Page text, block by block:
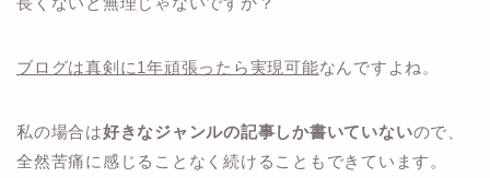
ブログは真剣に1年頑張ったら実現可能なんですよね。
私の場合は好きなジャンルの記事しか書いていないので、
全然苦痛に感じることなく続けることもできています。